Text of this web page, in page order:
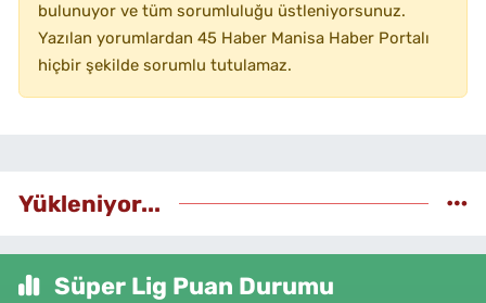
bulunuyor ve tüm sorumluluğu üstleniyorsunuz.
Yazılan yorumlardan 45 Haber Manisa Haber Portalı
hiçbir şekilde sorumlu tutulamaz.
Yükleniyor...
Süper Lig Puan Durumu